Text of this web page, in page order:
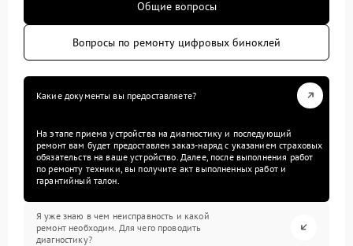
Общие вопросы
Вопросы по ремонту цифровых биноклей
Какие документы вы предоставляете?
На этапе приема устройства на диагностику и последующий
ремонт вам будет предоставлен заказ-наряд с указанием страховых
обязательств на ваше устройство. Далее, после выполнения работ
по ремонту техники, вы получите акт выполненных работ и
гарантийный талон.
Я уже знаю в чем неисправность и какой
ремонт необходим. Для чего проводить
диагностику?